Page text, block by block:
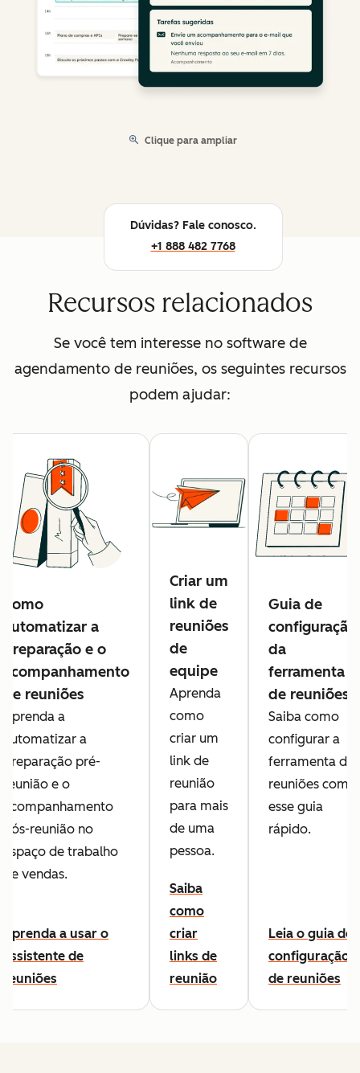
Clique para ampliar
Dúvidas? Fale conosco.
+1 888 482 7768
Recursos relacionados
Se você tem interesse no software de
agendamento de reuniões, os seguintes recursos
podem ajudar:
Como
automatizar a
preparação e o
acompanhamento
de reuniões
Aprenda a
automatizar a
preparação pré-
reunião e o
acompanhamento
pós-reunião no
espaço de trabalho
de vendas.
Aprenda a usar o
assistente de
reuniões
Criar um
link de
reuniões
de
equipe
Aprenda
como
criar um
link de
reunião
para mais
de uma
pessoa.
Saiba
como
criar
links de
reunião
Guia de
configuração
da
ferramenta
de reuniões
Saiba como
configurar a
ferramenta de
reuniões com
esse guia
rápido.
Leia o guia de
configuração
de reuniões